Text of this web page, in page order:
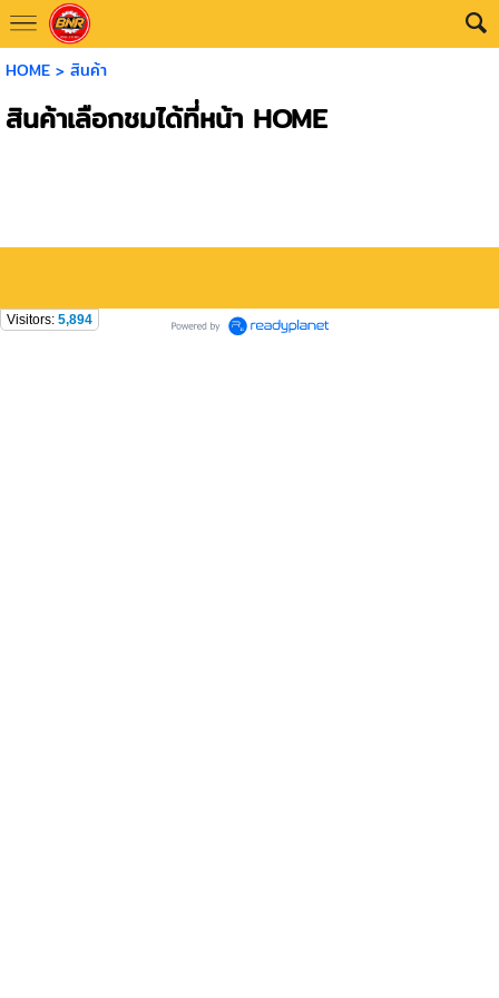
HOME> สินค้า
สินค้าเลือกชมได้ที่หน้า HOME
Visitors: 5,894